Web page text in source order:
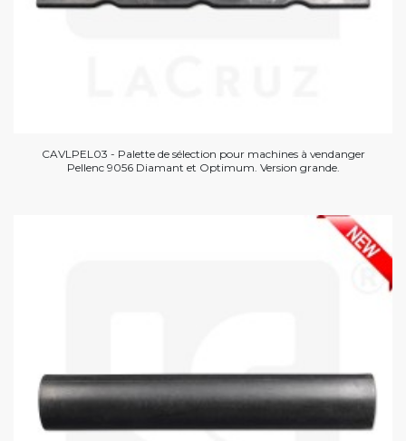
CAVLPEL03 - Palette de sélection pour machines à vendanger
Pellenc 9056 Diamant et Optimum. Version grande.